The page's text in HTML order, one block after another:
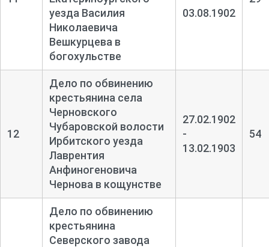
уезда Василия
Николаевича
Вешкурцева в
богохульстве
03.08.1902
12
Дело по обвинению
крестьянина села
Черновского
Чубаровской волости
Ирбитского уезда
Лаврентия
Анфиногеновича
Чернова в кощунстве
27.02.1902
-
13.02.1903
54
Дело по обвинению
крестьянина
Северского завода